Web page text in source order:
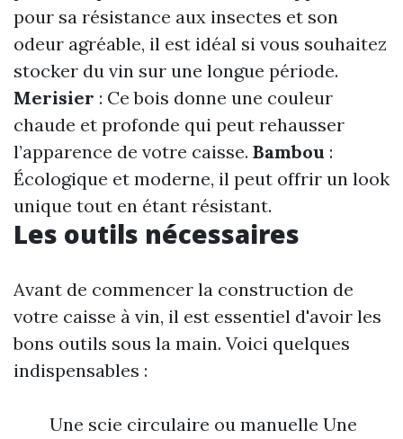
pour sa résistance aux insectes et son
odeur agréable, il est idéal si vous souhaitez
stocker du vin sur une longue période.
Merisier : Ce bois donne une couleur
chaude et profonde qui peut rehausser
l’apparence de votre caisse. Bambou :
Écologique et moderne, il peut offrir un look
unique tout en étant résistant.
Les outils nécessaires
Avant de commencer la construction de
votre caisse à vin, il est essentiel d'avoir les
bons outils sous la main. Voici quelques
indispensables :
Une scie circulaire ou manuelle Une